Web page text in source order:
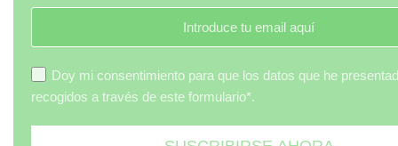
Doy mi consentimiento para que los datos que he
recogidos a través de este formulario*.